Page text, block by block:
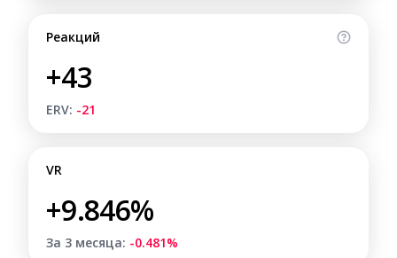
Реакций
+43
ERV: -21
VR
+9.846%
За 3 месяца: -0.481%